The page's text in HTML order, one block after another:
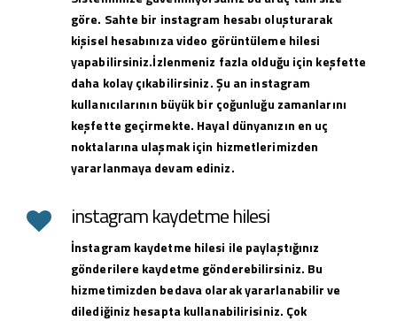
göre. Sahte bir instagram hesabı oluşturarak
kişisel hesabınıza video görüntüleme hilesi
yapabilirsiniz.İzlenmeniz fazla olduğu için keşfette
daha kolay çıkabilirsiniz. Şu an instagram
kullanıcılarının büyük bir çoğunluğu zamanlarını
keşfette geçirmekte. Hayal dünyanızın en uç
noktalarına ulaşmak için hizmetlerimizden
yararlanmaya devam ediniz.
instagram kaydetme hilesi
İnstagram kaydetme hilesi ile paylaştığınız
gönderilere kaydetme gönderebilirsiniz. Bu
hizmetimizden bedava olarak yararlanabilir ve
dilediğiniz hesapta kullanabilirisiniz. Çok